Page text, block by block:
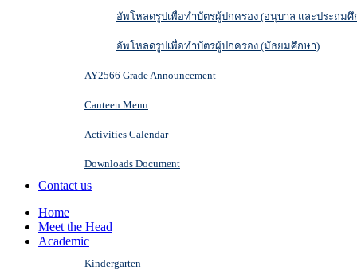
อัพโหลดรูปเพื่อทำบัตรผู้ปกครอง (อนุบาล และประถมศึ
อัพโหลดรูปเพื่อทำบัตรผู้ปกครอง (มัธยมศึกษา)
AY2566 Grade Announcement
Canteen Menu
Activities Calendar
Downloads Document
Contact us
Home
Meet the Head
Academic
Kindergarten